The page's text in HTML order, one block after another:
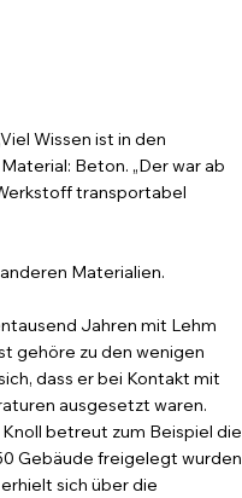
Wissen ist in den
Beton. „Der war ab
transportabel
Materialien.
Jahren mit Lehm
gehöre zu den wenigen
dass er bei Kontakt mit
ausgesetzt waren.
betreut zum Beispiel die
Gebäude freigelegt wurden
sich über die